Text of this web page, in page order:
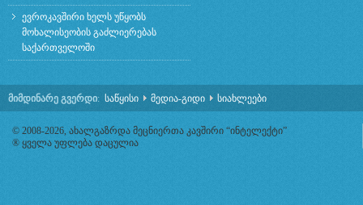
ევროკავშირი ხელს უწყობს
მოხალისეობის გაძლიერებას
საქართველოში
მიმდინარე გვერდი: საწყისი მედია-გიდი სიახლეები
© 2008-2026, ახალგაზრდა მეცნიერთა კავშირი “ინტელექტი”
® ყველა უფლება დაცულია